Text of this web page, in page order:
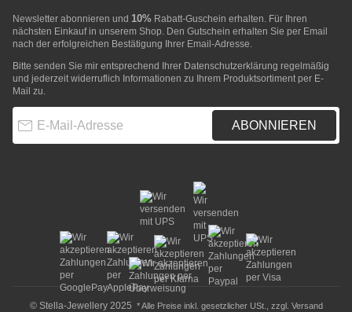
Newsletter abonnieren und 10% Rabatt-Guschein erhalten. Für Ihren
nächsten Einkauf in unserem Shop. Den Gutschein erhalten Sie per Email
nach der erfolgreichen Bestätigung Ihrer Email-Adresse.
Bitte senden Sie mir entsprechend Ihrer Datenschutzerklärung regelmäßig
und jederzeit widerruflich Informationen zu Ihrem Produktsortiment per E-
Mail zu.
ABONNIEREN
© Stella-Jewellery 2025 * Alle Preise inkl. gesetzlicher USt., zzgl. Versand